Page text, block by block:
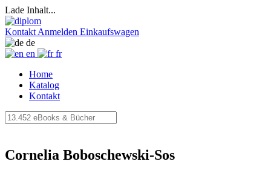
Lade Inhalt...
Kontakt Anmelden Einkaufswagen
de
en
fr
Home
Katalog
Kontakt
Cornelia Boboschewski-Sos